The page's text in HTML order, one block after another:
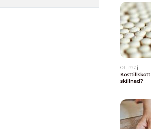
01. maj
Kosttillskott när kan de göra verklig
skillnad?